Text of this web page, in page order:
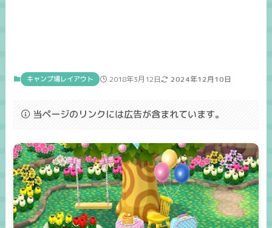
キャンプ場レイアウト 2018年3月12日 2024年12月10日
当ページのリンクには広告が含まれています。